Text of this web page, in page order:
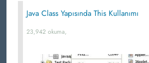
Java Class Yapısında This Kullanımı
23,942 okuma,